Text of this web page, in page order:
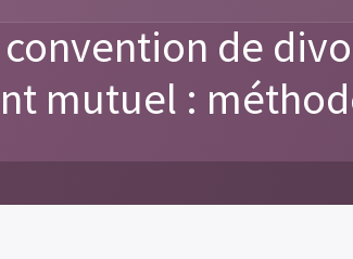
de
mutuel :